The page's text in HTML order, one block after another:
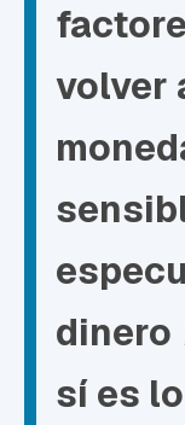
volver
dinero
sí es